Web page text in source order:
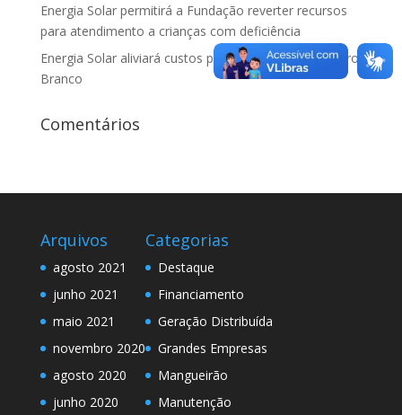
Energia Solar permitirá a Fundação reverter recursos
para atendimento a crianças com deficiência
Energia Solar aliviará custos para famílias da Vila Barro
Branco
Comentários
Arquivos
agosto 2021
junho 2021
maio 2021
novembro 2020
agosto 2020
junho 2020
Categorias
Destaque
Financiamento
Geração Distribuída
Grandes Empresas
Mangueirão
Manutenção